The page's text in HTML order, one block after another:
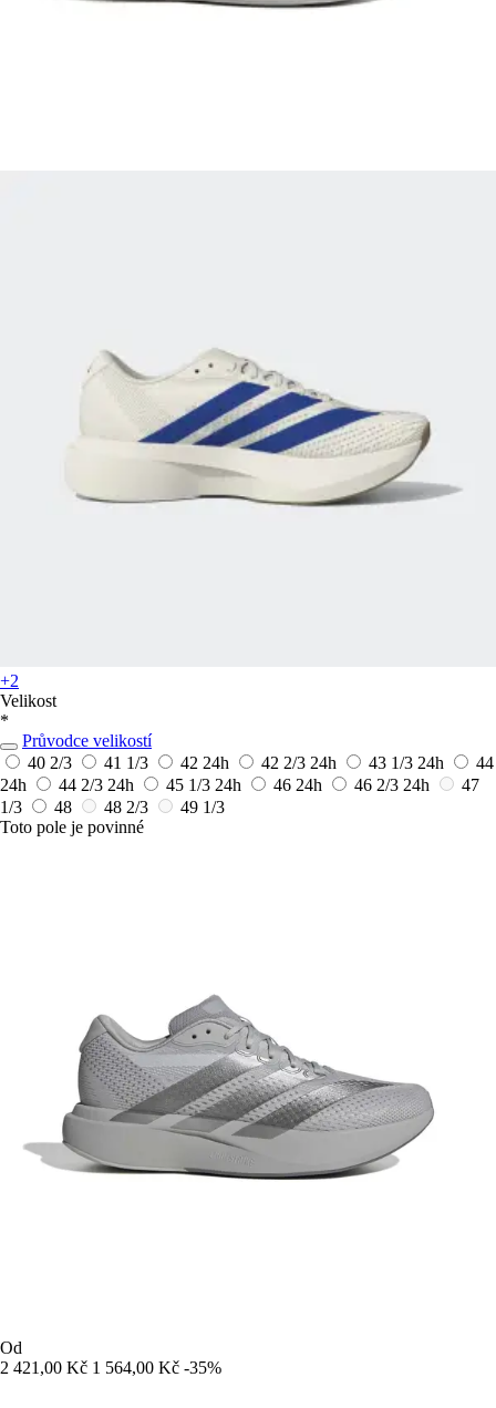
+2
Velikost
*
Průvodce velikostí
40 2/3
41 1/3 42 24h 42 2/3 24h 43 1/3 24h
44
24h
44 2/3 24h 45 1/3 24h 46 24h 46 2/3 24h
47
1/3
48 48 2/3
49 1/3
Toto pole je povinné
Od
2 421,00 Kč 1 564,00 Kč -35%